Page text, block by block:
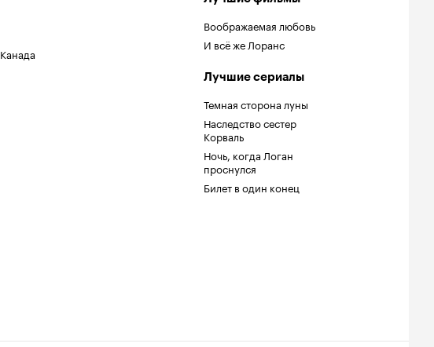
Канада
Воображаемая любовь
И всё же Лоранс
Лучшие сериалы
Темная сторона луны
Наследство сестер
Корваль
Ночь, когда Логан
проснулся
Билет в один конец